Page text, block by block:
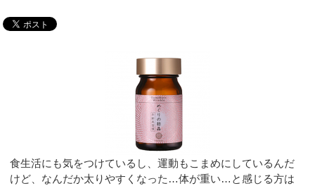
食生活にも気をつけているし、運動もこまめにしているんだ
けど、なんだか太りやすくなった…体が重い…と感じる方は